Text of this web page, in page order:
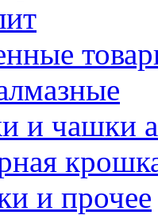
и чашки
и прочее